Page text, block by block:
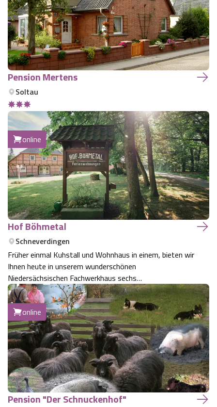
Pension Mertens
Soltau
online
Hof Böhmetal
Schneverdingen
Früher einmal Kuhstall und Wohnhaus in einem, bieten wir
Ihnen heute in unserem wunderschönen
Niedersächsischen Fachwerkhaus sechs
Ferienwohnungen in unterschiedlichen Größen.
online
Pension "Der Schnuckenhof"